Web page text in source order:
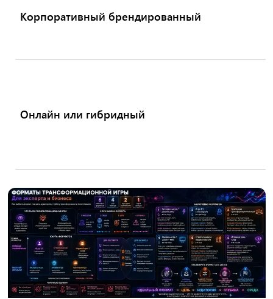
Корпоративный брендированный
Онлайн или гибридный